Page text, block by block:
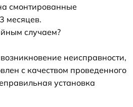
смонтированные
месяцев.
случаем?
неисправности,
с качеством проведенного
установка